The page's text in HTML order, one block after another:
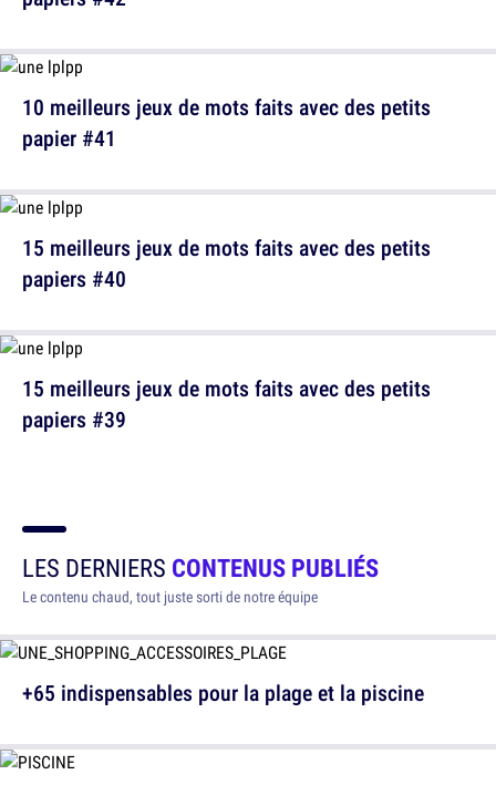
10 meilleurs jeux de mots faits avec des petits
papier #41
15 meilleurs jeux de mots faits avec des petits
papiers #39
15 meilleurs jeux de mots faits avec des petits
papiers #40
LES DERNIERS CONTENUS PUBLIÉS
Le contenu chaud, tout juste sorti de notre équipe
+65 indispensables pour la plage et la piscine